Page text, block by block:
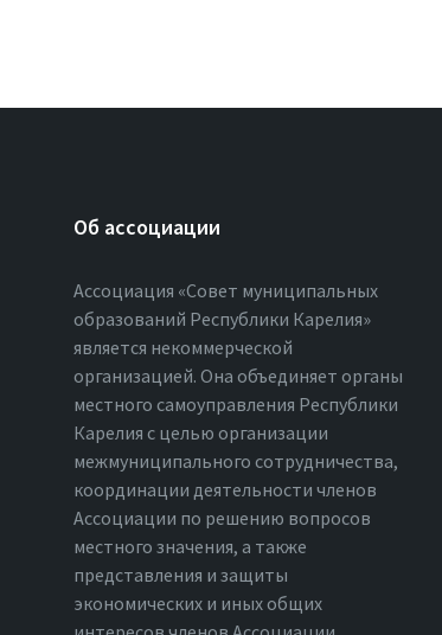
Об ассоциации
Ассоциация «Совет муниципальных
образований Республики Карелия»
является некоммерческой
организацией. Она объединяет органы
местного самоуправления Республики
Карелия с целью организации
межмуниципального сотрудничества,
координации деятельности членов
Ассоциации по решению вопросов
местного значения, а также
представления и защиты
экономических и иных общих